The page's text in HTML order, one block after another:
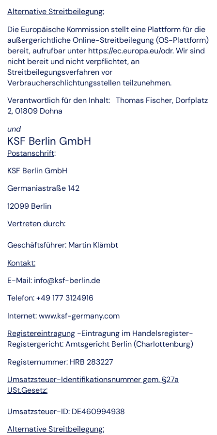
Alternative Streitbeilegung:
Die Europäische Kommission stellt eine Plattform für die
außergerichtliche Online-Streitbeilegung (OS-Plattform)
bereit, aufrufbar unter https://ec.europa.eu/odr. Wir sind
nicht bereit und nicht verpflichtet, an
Streitbeilegungsverfahren vor
Verbraucherschlichtungsstellen teilzunehmen.
Verantwortlich für den Inhalt: Thomas Fischer, Dorfplatz
2, 01809 Dohna
und
KSF Berlin GmbH
Postanschrift:
KSF Berlin GmbH
Germaniastraße 142
12099 Berlin
Vertreten durch:
Geschäftsführer: Martin Klämbt
Kontakt:
E-Mail: info@ksf-berlin.de
Telefon: +49 177 3124916
Internet: www.ksf-germany.com
Registereintragung -Eintragung im Handelsregister-
Registergericht: Amtsgericht Berlin (Charlottenburg)
Registernummer: HRB 283227
Umsatzsteuer-Identifikationsnummer gem. §27a
USt.Gesetz:
Umsatzsteuer-ID: DE460994938
Alternative Streitbeilegung: